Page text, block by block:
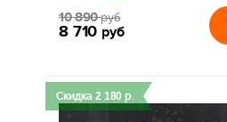
10 890руб
8 710 руб
Скидка 2 180 р.